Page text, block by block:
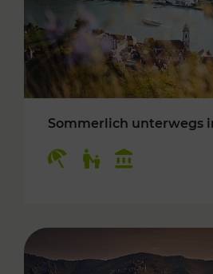
Sommerlich unterwegs